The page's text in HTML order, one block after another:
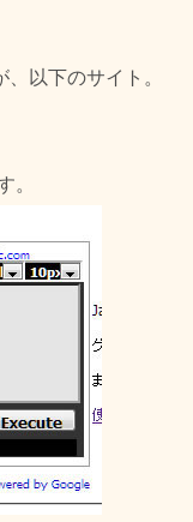
以下のサイト。
。